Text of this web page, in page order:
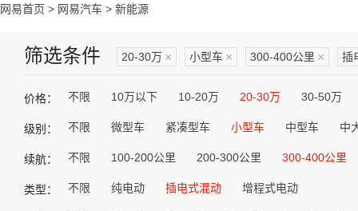
网易首页 > 网易汽车 > 新能源
筛选条件 20-30万 × 小型车 × 300-400公里 × 插
价格： 不限 10万以下 10-20万 20-30万 30-50万
级别： 不限 微型车 紧凑型车 小型车 中型车 中
续航： 不限 100-200公里 200-300公里 300-400公里
类型： 不限 纯电动 插电式混动 增程式电动